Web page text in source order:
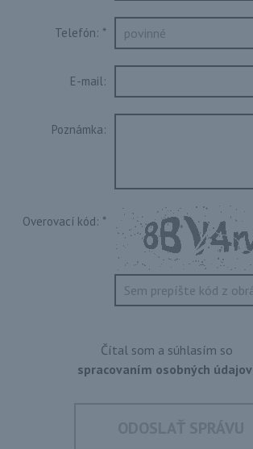
Telefón: *
E-mail:
Poznámka:
Overovací kód: *
Čítal som a súhlasím so
spracovaním osobných údajov